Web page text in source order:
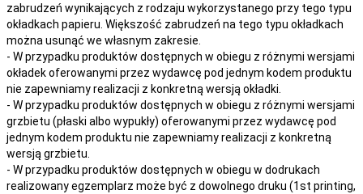
zabrudzeń wynikających z rodzaju wykorzystanego przy tego typu
okładkach papieru. Większość zabrudzeń na tego typu okładkach
można usunąć we własnym zakresie.
- W przypadku produktów dostępnych w obiegu z różnymi wersjami
okładek oferowanymi przez wydawcę pod jednym kodem produktu
nie zapewniamy realizacji z konkretną wersją okładki.
- W przypadku produktów dostępnych w obiegu z różnymi wersjami
grzbietu (płaski albo wypukły) oferowanymi przez wydawcę pod
jednym kodem produktu nie zapewniamy realizacji z konkretną
wersją grzbietu.
- W przypadku produktów dostępnych w obiegu w dodrukach
realizowany egzemplarz może być z dowolnego druku (1st printing,